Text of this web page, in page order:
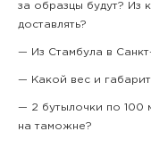
за образцы будут? Из
доставлять?
— Из Стамбула в
— Какой вес и
— 2 бутылочки по 100
на таможне?